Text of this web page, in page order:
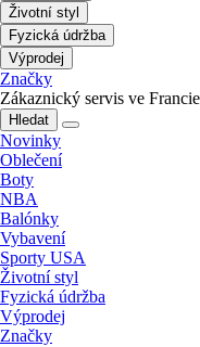
Životní styl
Fyzická údržba
Výprodej
Značky
Zákaznický servis ve Francie
Hledat
Novinky
Oblečení
Boty
NBA
Balónky
Vybavení
Sporty USA
Životní styl
Fyzická údržba
Výprodej
Značky